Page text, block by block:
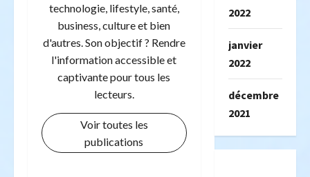
technologie, lifestyle, santé,
business, culture et bien
d'autres. Son objectif ? Rendre
l'information accessible et
captivante pour tous les
lecteurs.
Voir toutes les
publications
2022
janvier
2022
décembre
2021